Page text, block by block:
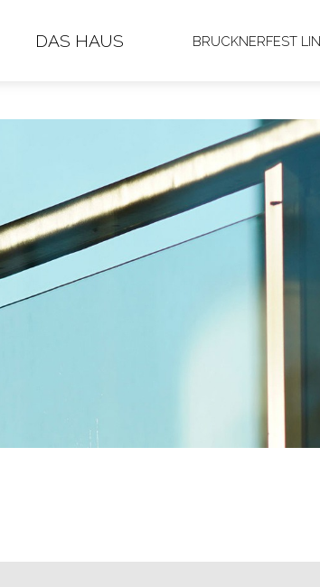
DAS HAUS BRUCKNERFEST